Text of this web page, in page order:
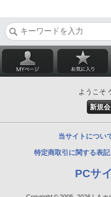
ようこそ
新規
当サイトについ
特定商取引に関する表記
PCサ